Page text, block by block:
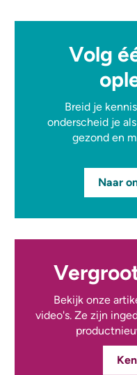
Volg
Breid je
onderscheid je
gezond en
Naar
Bekijk onze
video's. Ze zijn